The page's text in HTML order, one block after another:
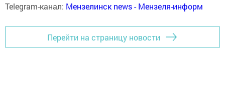
Telegram-канал: Мензелинск news - Мензеля-информ
Перейти на страницу новости